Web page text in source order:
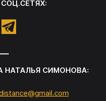
НАТАЛЬЯ СИМОНОВА: